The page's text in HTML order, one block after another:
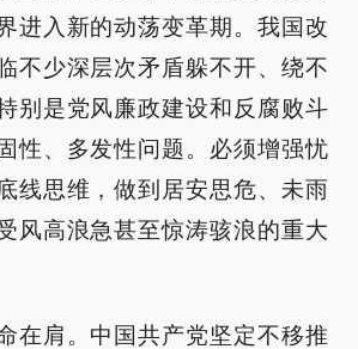
进入新的动荡变革期。我国改
不少深层次矛盾躲不开、绕不
别是党风廉政建设和反腐败斗
性、多发性问题。必须增强忧
线思维，做到居安思危、未雨
风高浪急甚至惊涛骇浪的重大
在肩。中国共产党坚定不移推